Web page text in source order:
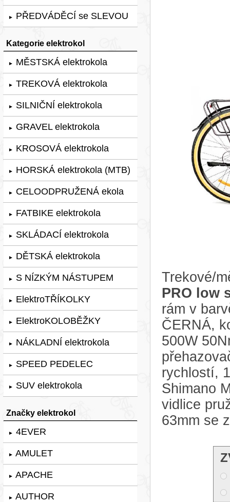
► PŘEDVÁDĚCÍ se SLEVOU
Kategorie elektrokol
► MĚSTSKÁ elektrokola
► TREKOVÁ elektrokola
► SILNIČNÍ elektrokola
► GRAVEL elektrokola
► KROSOVÁ elektrokola
► HORSKÁ elektrokola (MTB)
► CELOODPRUŽENÁ ekola
► FATBIKE elektrokola
► SKLÁDACÍ elektrokola
► DĚTSKÁ elektrokola
► S NÍZKÝM NÁSTUPEM
► ElektroTŘÍKOLKY
► ElektroKOLOBĚŽKY
► NÁKLADNÍ elektrokola
► SPEED PEDELEC
► SUV elektrokola
Značky elektrokol
► 4EVER
► AMULET
► APACHE
► AUTHOR
Trekové/
PRO low
rám v
ČERNÁ,
500W
rychlostí,
Shimano
vidlice
63mm se